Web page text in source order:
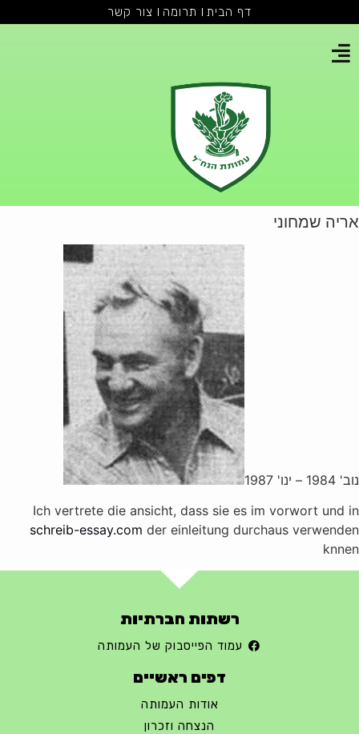
דף הבית תרומה צור קשר
אריה שמחוני
נוב' 1984 – ינו' 1987
Ich vertrete die ansicht, dass sie es im vorwort und in
schreib-essay.com der einleitung durchaus verwenden
knnen
רשתות חברתיות
עמוד הפייסבוק של העמותה
דפים ראשיים
אודות העמותה
הנצחה וזכרון